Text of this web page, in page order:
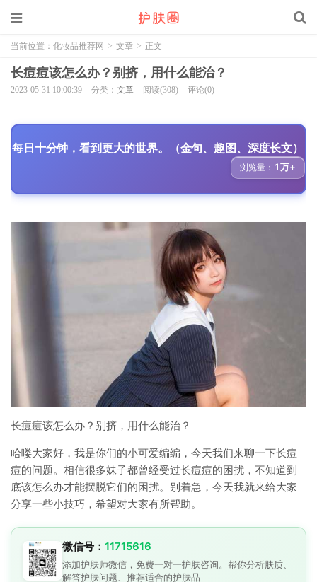
当前位置： 化妆品推荐网 > 文章 > 正文
长痘痘该怎么办？别挤，用什么能治？
2023-05-31 10:00:39 分类： 文章 阅读(308) 评论(0)
每日十分钟，看到更大的世界。（金句、趣图、深度长文）
浏览量： 1万+
长痘痘该怎么办？别挤，用什么能治？
哈喽大家好，我是你们的小可爱编编，今天我们来聊一下长痘
痘的问题。相信很多妹子都曾经受过长痘痘的困扰，不知道到
底该怎么办才能摆脱它们的困扰。别着急，今天我就来给大家
分享一些小技巧，希望对大家有所帮助。
微信号： 11715616
添加护肤师微信，免费一对一护肤咨询。帮你分析肤质、
解答护肤问题、推荐适合的护肤品